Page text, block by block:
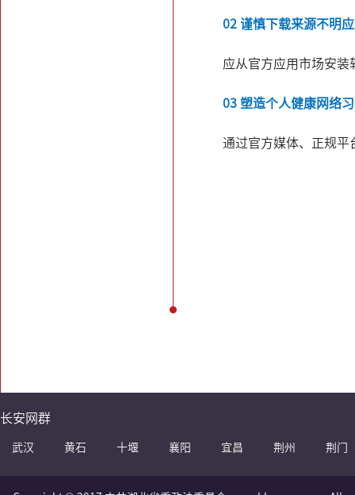
02 谨慎下载来源不明
应从官方应用市场安
03 塑造个人健康网络
通过官方媒体、正规平
长安网群
武汉 黄石 十堰 襄阳 宜昌 荆州 荆门